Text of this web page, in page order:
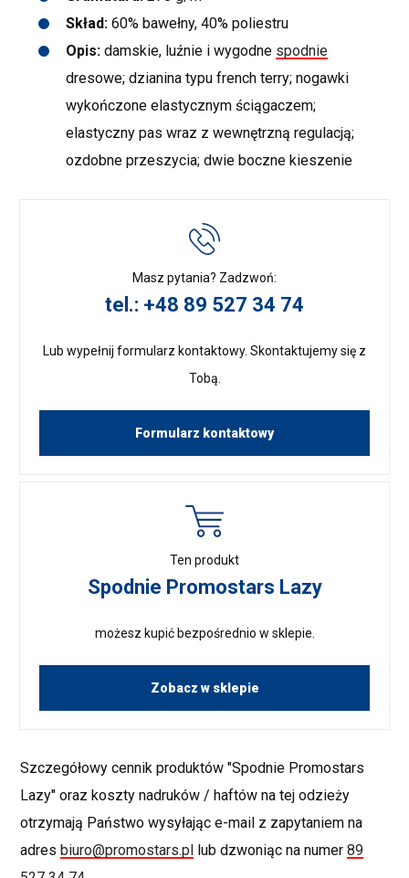
Skład: 60% bawełny, 40% poliestru
Opis: damskie, luźnie i wygodne spodnie
dresowe; dzianina typu french terry; nogawki
wykończone elastycznym ściągaczem;
elastyczny pas wraz z wewnętrzną regulacją;
ozdobne przeszycia; dwie boczne kieszenie
Masz pytania? Zadzwoń:
tel.: +48 89 527 34 74
Lub wypełnij formularz kontaktowy. Skontaktujemy się z
Tobą.
Formularz kontaktowy
Ten produkt
Spodnie Promostars Lazy
możesz kupić bezpośrednio w sklepie.
Zobacz w sklepie
Szczegółowy cennik produktów "Spodnie Promostars
Lazy" oraz koszty nadruków / haftów na tej odzieży
otrzymają Państwo wysyłając e-mail z zapytaniem na
adresbiuro@promostars.pl lub dzwoniąc na numer89